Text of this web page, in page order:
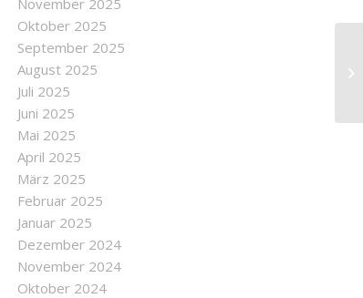
Oktober 2025
September 2025
August 2025
Juli 2025
Juni 2025
Mai 2025
April 2025
März 2025
Februar 2025
Januar 2025
Dezember 2024
November 2024
Oktober 2024